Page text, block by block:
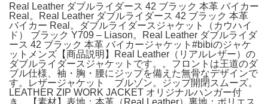
Real Leather ダブルライダース 42 ブラック 本革 バイカー
Real。Real Leather ダブルライダース 42 ブラック 本革
バイカー Real。ダブルライダースジャケット（カウハイ
ド） ブラック Y709 – Liason。Real Leather ダブルライダ
ース 42 ブラック 本革 バイカージャケット#bibiのジャケ
ットメンズ【商品説明】Real Leather（リアルレザー）の
ダブルライダースジャケットです。。フロントは王道のダ
ブル仕様、袖・胸・腰にジップを備えた無骨なデザインで
す。レザージャケット ブルゾン。ジップ開閉スムーズ。
LEATHER ZIP WORK JACKET オリジナルハンガー付
き。【素材】表地：本革（Real Leather）裏地：ポリエス